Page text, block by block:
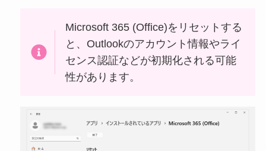
Microsoft 365 (Office)をリセットする
と、Outlookのアカウント情報やライ
センス認証などが初期化される可能
性があります。